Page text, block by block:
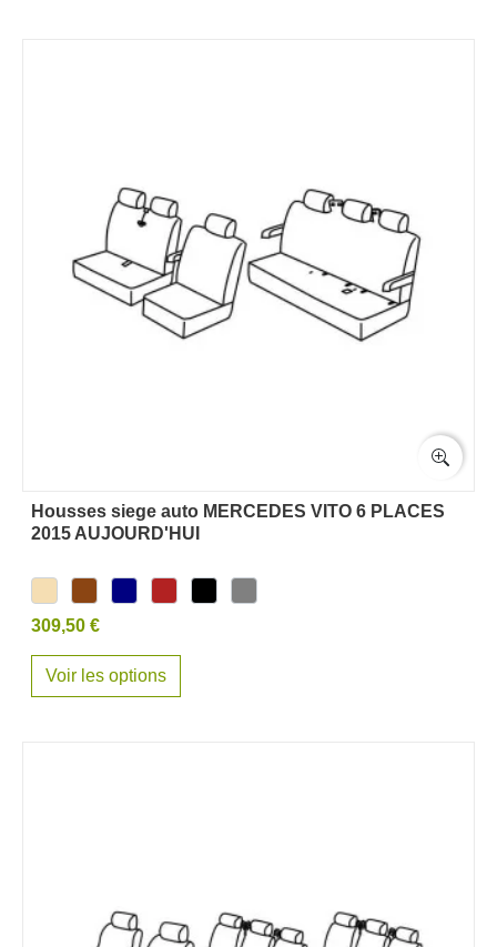
Housses siege auto MERCEDES VITO 6 PLACES
2015 AUJOURD'HUI
309,50 €
Voir les options